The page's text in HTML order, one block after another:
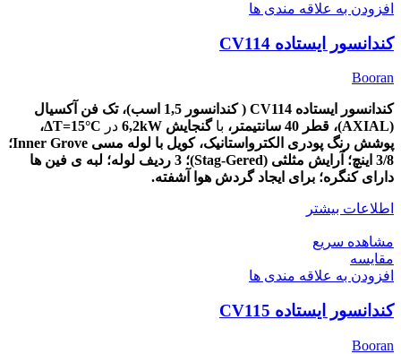
افزودن به علاقه مندی ها
کندانسور ایستاده CV114
Booran
کندانسور ایستاده CV114 ( کندانسور 1,5 اسب)، تک
فن آکسیال
(AXIAL)،
قطر 40 سانتیمتر، باگنجایش 6,2kW در ΔT=15°C،
پوشش
رنگ پودری الکترواستانیک، کویل با لوله مسی Inner Grove؛
3/8 اینچ؛ آرایش مثلثی (Stag-Gered)؛ 3 ردیف لوله؛ لبه ی فین ها
دارای کنگره؛ برای ایجاد گردش هوا آشفته.
اطلاعات بیشتر
مشاهده سریع
مقایسه
افزودن به علاقه مندی ها
کندانسور ایستاده CV115
Booran